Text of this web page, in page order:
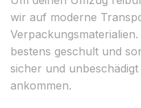
wir auf moderne
bestens geschult und
sicher und
ankommen.